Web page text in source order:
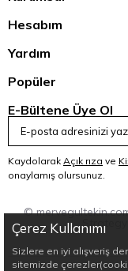
Hesabım
Yardım
Popüler
E-Bültene Üye Ol
Kaydolarak Açık rıza ve
onaylamış olursunuz.
©
Strategy
Çerez Kullanımı
Sizlere en iyi alışveriş
sitemizde